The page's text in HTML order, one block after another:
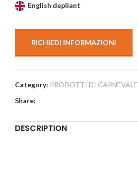
English depliant
RICHIEDI INFORMAZIONI
Category: PRODOTTI DI CARNEVALE
Share:
DESCRIPTION